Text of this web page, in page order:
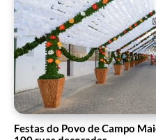
Festas do Povo de Campo